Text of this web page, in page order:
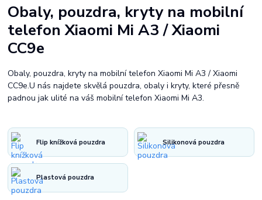
Obaly, pouzdra, kryty na mobilní
telefon Xiaomi Mi A3 / Xiaomi
CC9e
Obaly, pouzdra, kryty na mobilní telefon Xiaomi Mi A3 / Xiaomi
CC9e.U nás najdete skvělá pouzdra, obaly i kryty, které přesně
padnou jak ulité na váš mobilní telefon Xiaomi Mi A3.
Flip knížková pouzdra Silikonová pouzdra
Plastová pouzdra